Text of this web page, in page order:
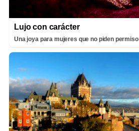
Lujo con carácter
Una joya para mujeres que no piden permiso